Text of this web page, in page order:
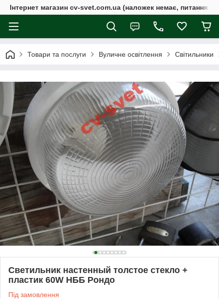
Інтернет магазин cv-svet.com.ua (наложек немає, питання у
Товари та послуги Вуличне освітлення Світильники
Светильник настенный толстое стекло +
пластик 60W НББ Рондо
Під замовлення